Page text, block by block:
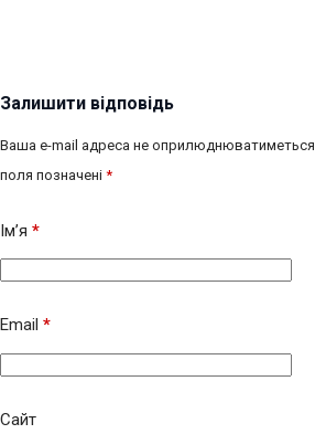
Залишити відповідь
Ваша e-mail адреса не оприлюднюватиметься.
поля позначені *
Ім’я *
Email *
Сайт